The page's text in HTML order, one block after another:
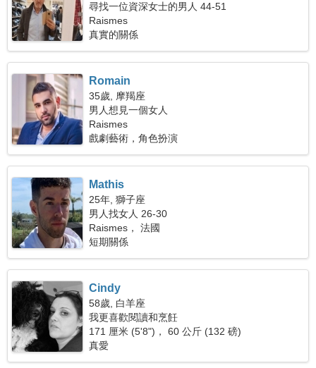
尋找一位資深女士的男人 44-51
Raismes
真實的關係
Romain
35歲, 摩羯座
男人想見一個女人
Raismes
戲劇藝術，角色扮演
Mathis
25年, 獅子座
男人找女人 26-30
Raismes， 法國
短期關係
Cindy
58歲, 白羊座
我更喜歡閱讀和烹飪
171 厘米 (5'8")， 60 公斤 (132 磅)
真愛